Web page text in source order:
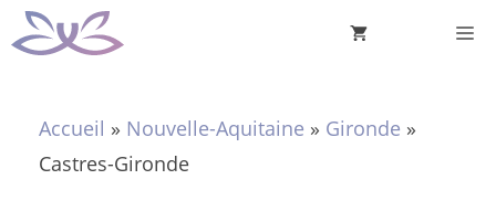
Aller
au
Accueil » Nouvelle-Aquitaine » Gironde »
Castres-Gironde